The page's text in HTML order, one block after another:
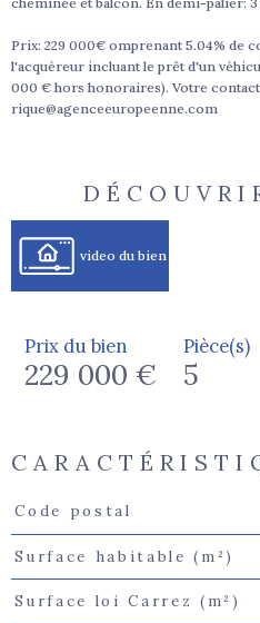
Prix: 229 000€ omprenant 5.04% de
l'acquéreur incluant le prêt d'un
000 € hors honoraires). Votre
rique@agenceeuropeenne.com
video du bien
Prix du bien
229 000 €
Pièce(s)
5
Caractéristiques Valeurs
Code postal
Surface habitable (m²)
Surface loi Carrez (m²)